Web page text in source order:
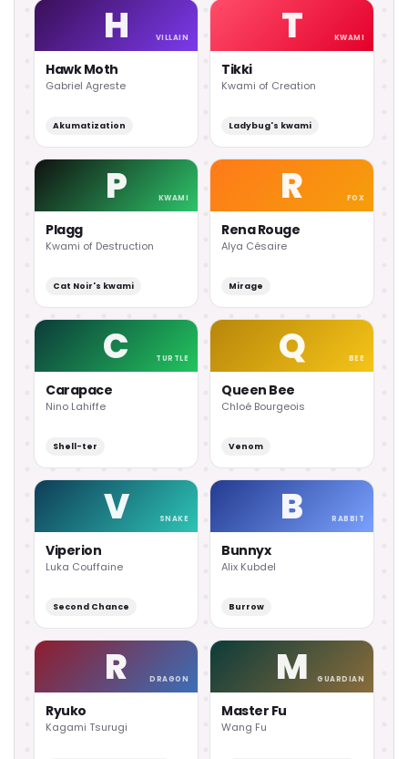
H VILLAIN
Hawk Moth
Gabriel Agreste
Akumatization
T KWAMI
Tikki
Kwami of Creation
Ladybug's kwami
P KWAMI
Plagg
Kwami of Destruction
Cat Noir's kwami
R FOX
Rena Rouge
Alya Césaire
Mirage
C TURTLE
Carapace
Nino Lahiffe
Shell-ter
Q BEE
Queen Bee
Chloé Bourgeois
Venom
V SNAKE
Viperion
Luka Couffaine
Second Chance
B RABBIT
Bunnyx
Alix Kubdel
Burrow
R DRAGON
Ryuko
Kagami Tsurugi
M GUARDIAN
Master Fu
Wang Fu